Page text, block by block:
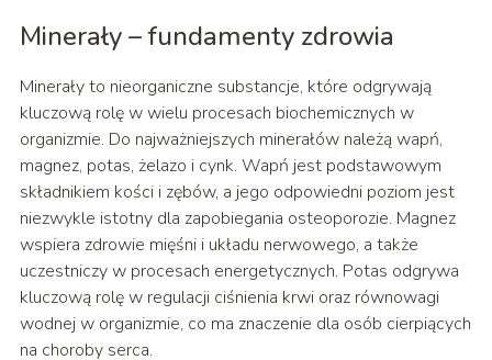
Minerały – fundamenty zdrowia
Minerały to nieorganiczne substancje, które odgrywają
kluczową rolę w wielu procesach biochemicznych w
organizmie. Do najważniejszych minerałów należą wapń,
magnez, potas, żelazo i cynk. Wapń jest podstawowym
składnikiem kości i zębów, a jego odpowiedni poziom jest
niezwykle istotny dla zapobiegania osteoporozie. Magnez
wspiera zdrowie mięśni i układu nerwowego, a także
uczestniczy w procesach energetycznych. Potas odgrywa
kluczową rolę w regulacji ciśnienia krwi oraz równowagi
wodnej w organizmie, co ma znaczenie dla osób cierpiących
na choroby serca.